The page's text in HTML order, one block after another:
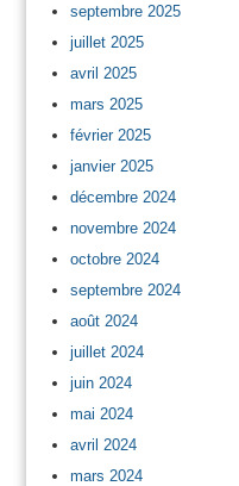
septembre 2025
juillet 2025
avril 2025
mars 2025
février 2025
janvier 2025
décembre 2024
novembre 2024
octobre 2024
septembre 2024
août 2024
juillet 2024
juin 2024
mai 2024
avril 2024
mars 2024